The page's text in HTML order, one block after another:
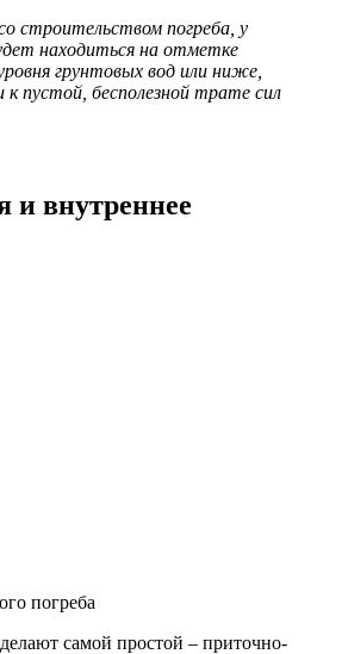
строительством погреба, у
находиться на отметке
грунтовых вод или ниже,
к пустой, бесполезной трате сил
и внутреннее
погреба
самой простой – приточно-